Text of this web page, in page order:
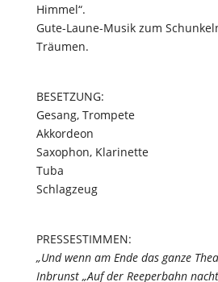
Himmel“.
Gute-Laune-Musik zum
Träumen.
BESETZUNG:
Gesang, Trompete
Akkordeon
Saxophon, Klarinette
Tuba
Schlagzeug
PRESSESTIMMEN:
„Und wenn am Ende das ganze
Inbrunst „Auf der Reeperbahn